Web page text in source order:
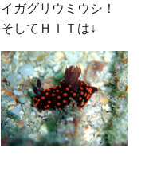
イガグリウミウシ！